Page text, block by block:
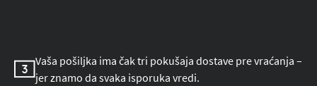
Vaša pošiljka ima čak tri pokušaja dostave pre vraćanja –
jer znamo da svaka isporuka vredi.